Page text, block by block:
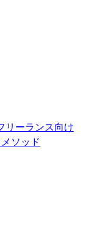
リーランス向け
ソッド